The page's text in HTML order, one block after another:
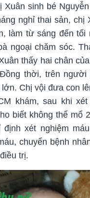
Xuân sinh bé
nghỉ thai sản, chị
làm từ sáng đến
ngoại chăm sóc.
thấy hai chân
thời, trên người
Chị vội đưa con
khám, sau khi
biết không thể mổ
xét nghiệm
chuyển bệnh
trị.